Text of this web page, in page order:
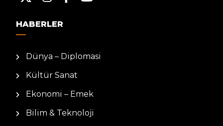
HABERLER
Dünya – Diplomasi
Kültür Sanat
Ekonomi – Emek
Bilim & Teknoloji